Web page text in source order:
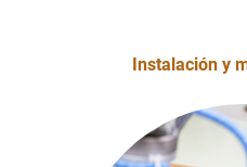
Instalación y